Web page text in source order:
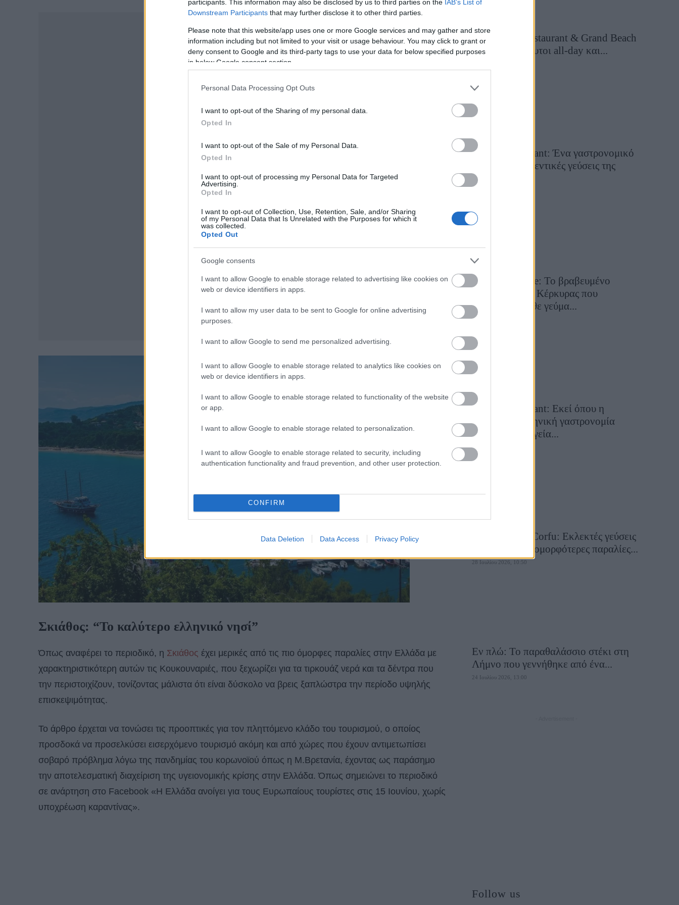
participants. This information may also be disclosed by us to third parties on the IAB’s List of
Downstream Participants that may further disclose it to other third parties.
Please note that this website/app uses one or more Google services and may gather and store
information including but not limited to your visit or usage behaviour. You may click to grant or
deny consent to Google and its third-party tags to use your data for below specified purposes
in below Google consent section.
Personal Data Processing Opt Outs
I want to opt-out of the Sharing of my personal data.
Opted In
I want to opt-out of the Sale of my Personal Data.
Opted In
I want to opt-out of processing my Personal Data for Targeted
Advertising.
Opted In
I want to opt-out of Collection, Use, Retention, Sale, and/or Sharing
of my Personal Data that Is Unrelated with the Purposes for which it
was collected.
Opted Out
Google consents
I want to allow Google to enable storage related to advertising like cookies on
web or device identifiers in apps.
I want to allow my user data to be sent to Google for online advertising
purposes.
I want to allow Google to send me personalized advertising.
I want to allow Google to enable storage related to analytics like cookies on
web or device identifiers in apps.
I want to allow Google to enable storage related to functionality of the website
or app.
I want to allow Google to enable storage related to personalization.
I want to allow Google to enable storage related to security, including
authentication functionality and fraud prevention, and other user protection.
CONFIRM
Data Deletion Data Access Privacy Policy
- Advertisement -
Σκιάθος: “Το καλύτερο ελληνικό νησί”
Όπως αναφέρει το περιοδικό, η Σκιάθος έχει μερικές από τις πιο όμορφες παραλίες στην Ελλάδα με
χαρακτηριστικότερη αυτών τις Κουκουναριές, που ξεχωρίζει για τα τιρκουάζ νερά και τα δέντρα που
την περιστοιχίζουν, τονίζοντας μάλιστα ότι είναι δύσκολο να βρεις ξαπλώστρα την περίοδο υψηλής
επισκεψιμότητας.
Το άρθρο έρχεται να τονώσει τις προοπτικές για τον πληττόμενο κλάδο του τουρισμού, ο οποίος
προσδοκά να προσελκύσει εισερχόμενο τουρισμό ακόμη και από χώρες που έχουν αντιμετωπίσει
σοβαρό πρόβλημα λόγω της πανδημίας του κορωνοϊού όπως η Μ.Βρετανία, έχοντας ως παράσημο
την αποτελεσματική διαχείριση της υγειονομικής κρίσης στην Ελλάδα. Όπως σημειώνει το περιοδικό
σε ανάρτηση στο Facebook «Η Ελλάδα ανοίγει για τους Ευρωπαίους τουρίστες στις 15 Ιουνίου, χωρίς
υποχρέωση καραντίνας».
Grand Asia Restaurant & Grand Beach
Club: Οι απόλυτοι all-day και...
Tsapis Restaurant: Ένα γαστρονομικό
ταξίδι στις αυθεντικές γεύσεις της
Σίφνου!
Toula’s Seaside: Το βραβευμένο
εστιατόριο της Κέρκυρας που
μετατρέπει κάθε γεύμα...
28 Ιουλίου 2026, 11:05
Cavos Restaurant: Εκεί όπου η
αυθεντική ελληνική γαστρονομία
συναντά τη μαγεία...
28 Ιουλίου 2026, 10:58
Aiolia Avlaki Corfu: Εκλεκτές γεύσεις
σε μία από τις ομορφότερες παραλίες...
28 Ιουλίου 2026, 10:50
Εν πλώ: Το παραθαλάσσιο στέκι στη
Λήμνο που γεννήθηκε από ένα...
24 Ιουλίου 2026, 13:00
Follow us